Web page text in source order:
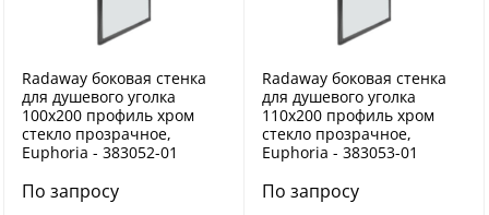
Radaway боковая стенка
для душевого уголка
100x200 профиль хром
стекло прозрачное,
Euphoria - 383052-01
По запросу
Radaway боковая стенка
для душевого уголка
110x200 профиль хром
стекло прозрачное,
Euphoria - 383053-01
По запросу